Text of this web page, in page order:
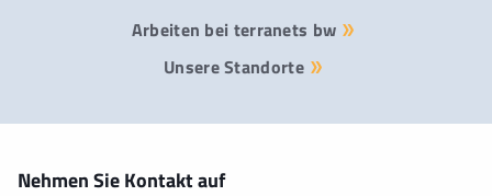
Arbeiten bei terranets bw
Unsere Standorte
Nehmen Sie Kontakt auf